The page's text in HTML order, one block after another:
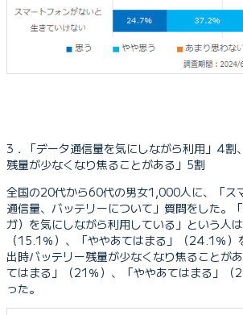
3．「データ通信量を気にしながら利用」4割
残量が少なくなり焦ることがある」5割
全国の20代から60代の男女1,000人に、「ス
通信量、バッテリーについて」質問をした。
ガ）を気にしながら利用している」という人
（15.1％）、「ややあてはまる」（24.1％
出時バッテリー残量が少なくなり焦ることが
てはまる」（21％）、「ややあてはまる」（
った。